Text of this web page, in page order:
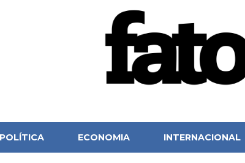
POLÍTICA ECONOMIA INTERNACIONAL